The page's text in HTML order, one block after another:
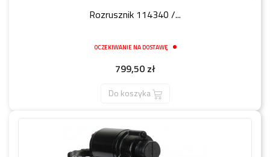
Rozrusznik 114340 /...
OCZEKIWANIE NA DOSTAWĘ
Cena
799,50 zł
Do koszyka